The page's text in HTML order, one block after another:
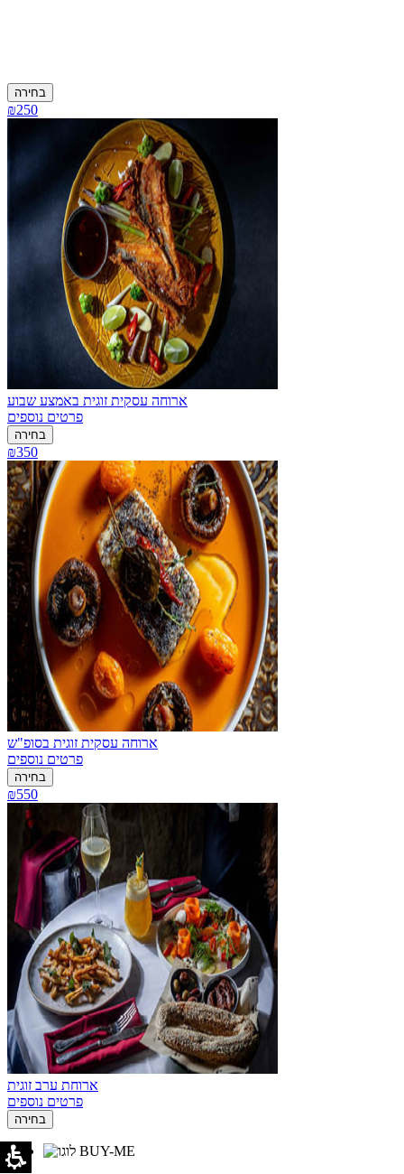
בחירה
₪250
ארוחה עסקית זוגית באמצע שבוע
פרטים נוספים
בחירה
₪350
ארוחה עסקית זוגית בסופ"ש
פרטים נוספים
בחירה
₪550
ארוחת ערב זוגית
פרטים נוספים
בחירה